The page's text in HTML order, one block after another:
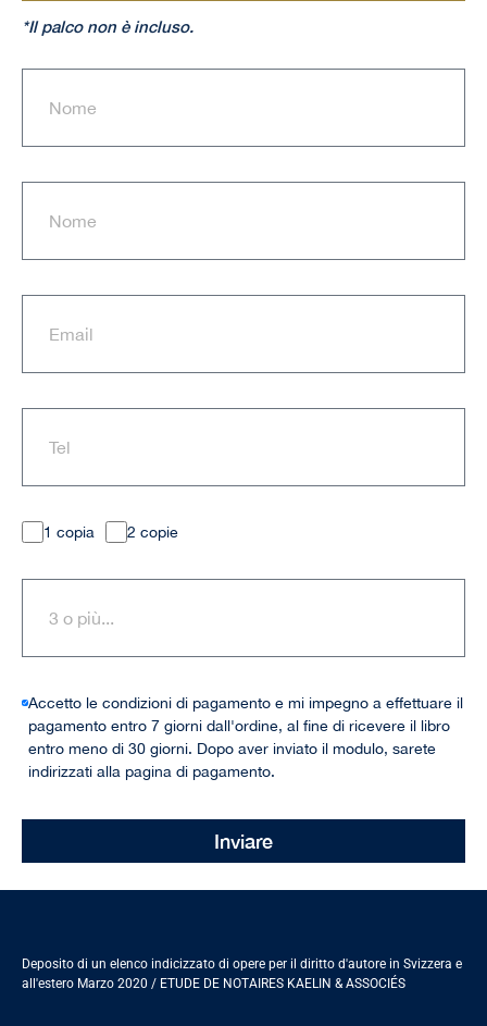
*Il palco non è incluso.
1 copia 2 copie
Accetto le condizioni di pagamento e mi impegno a effettuare il
pagamento entro 7 giorni dall'ordine, al fine di ricevere il libro
entro meno di 30 giorni. Dopo aver inviato il modulo, sarete
indirizzati alla pagina di pagamento.
Inviare
Deposito di un elenco indicizzato di opere per il diritto d'autore in Svizzera e
all'estero Marzo 2020 / ETUDE DE NOTAIRES KAELIN & ASSOCIÉS